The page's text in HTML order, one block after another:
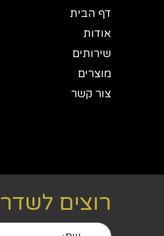
רוצים
דף הבית
אודות
שירותים
מוצרים
צור קשר